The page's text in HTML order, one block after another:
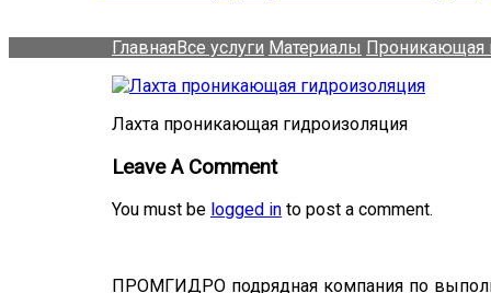
ГлавнаяВсе услуги Материалы Проникающая
Лахта проникающая гидроизоляция
Leave A Comment
You must be logged in to post a comment.
ПРОМГИДРО подрядная компания по